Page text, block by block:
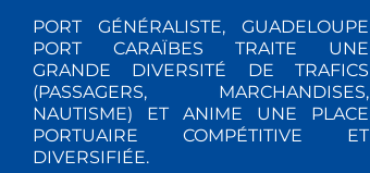
PORT GÉNÉRALISTE, GUADELOUPE
PORT CARAÏBES TRAITE UNE
GRANDE DIVERSITÉ DE TRAFICS
(PASSAGERS, MARCHANDISES,
NAUTISME) ET ANIME UNE PLACE
PORTUAIRE COMPÉTITIVE ET
DIVERSIFIÉE.